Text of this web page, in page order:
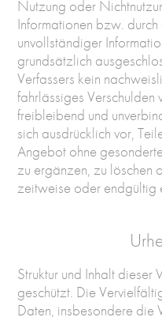
Nutzung oder
Informationen bzw.
unvollständiger
grundsätzlich
Verfassers kein
fahrlässiges
freibleibend und
sich ausdrücklich vor,
Angebot ohne
zu ergänzen, zu löschen
zeitweise oder endgültig
Struktur und Inhalt
geschützt. Die
Daten, insbesondere die